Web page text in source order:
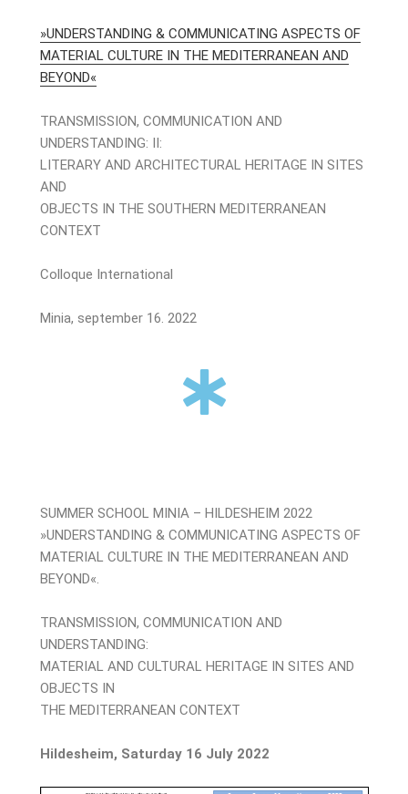
»UNDERSTANDING & COMMUNICATING ASPECTS OF
MATERIAL CULTURE IN THE MEDITERRANEAN AND
BEYOND«
TRANSMISSION, COMMUNICATION AND
UNDERSTANDING: II:
LITERARY AND ARCHITECTURAL HERITAGE IN SITES
AND
OBJECTS IN THE SOUTHERN MEDITERRANEAN
CONTEXT
Colloque International
Minia, september 16. 2022
SUMMER SCHOOL MINIA – HILDESHEIM 2022
»UNDERSTANDING & COMMUNICATING ASPECTS OF
MATERIAL CULTURE IN THE MEDITERRANEAN AND
BEYOND«.
TRANSMISSION, COMMUNICATION AND
UNDERSTANDING:
MATERIAL AND CULTURAL HERITAGE IN SITES AND
OBJECTS IN
THE MEDITERRANEAN CONTEXT
Hildesheim, Saturday 16 July 2022